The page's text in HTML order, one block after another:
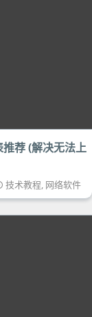
荐 (解决无法上
技术教程, 网络软件